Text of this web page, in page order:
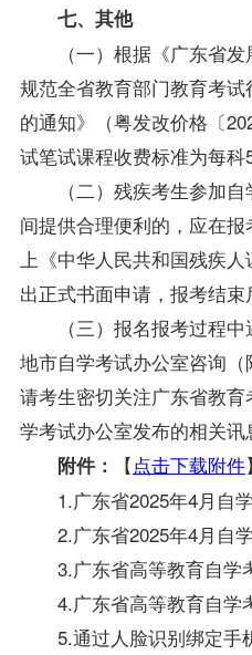
七、其他
（一）根据《广东省
规范全省教育部门教育考
的通知》（粤发改价格〔
试笔试课程收费标准为每科
（二）残疾考生参加
间提供合理便利的，应在
上《中华人民共和国残疾
出正式书面申请，报考结束
（三）报名报考过程中
地市自学考试办公室咨询（
请考生密切关注广东省教
学考试办公室发布的相关讯
附件： 【点击下载附件】
1.广东省2025年4月自
2.广东省2025年4月自
3.广东省高等教育自学
4.广东省高等教育自学
5.通过人脸识别绑定手